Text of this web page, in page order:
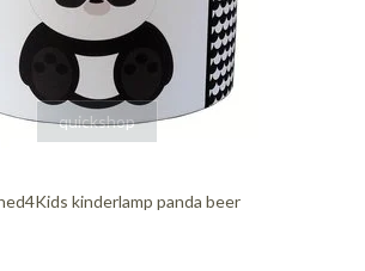
quickshop
kinderlamp panda beer